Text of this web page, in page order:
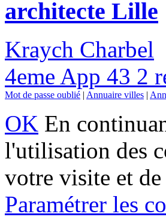
architecte Lille
Kraych Charbel
4eme App 43 2
Mot de passe oublié | Annuaire villes |
OK En
l'utilisation des
votre visite et de
Paramétrer les